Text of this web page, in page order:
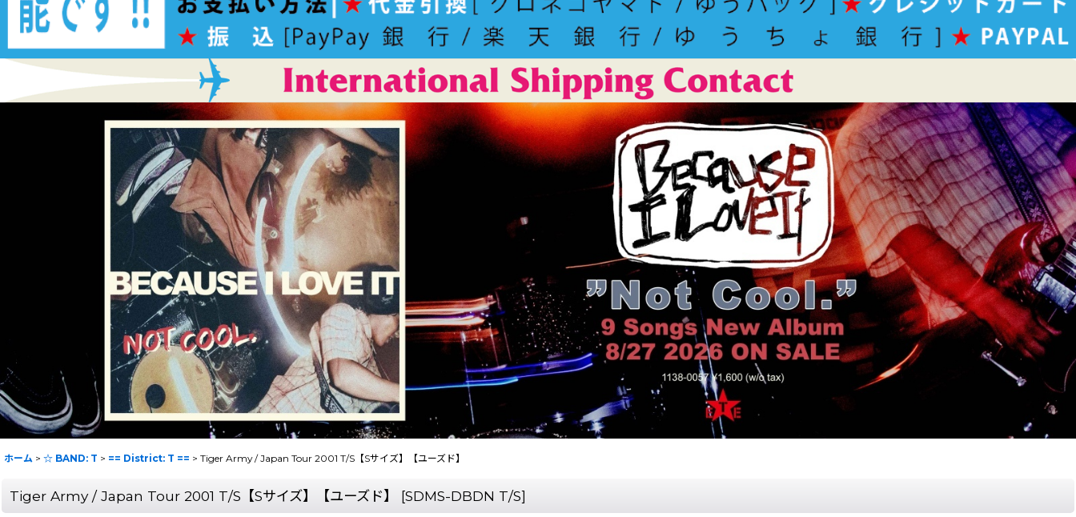
ホーム > ☆ BAND: T > == District: T == > Tiger Army / Japan Tour 2001 T/S【Sサイズ】【ユーズド】
Tiger Army / Japan Tour 2001 T/S【Sサイズ】【ユーズド】 [SDMS-DBDN T/S]